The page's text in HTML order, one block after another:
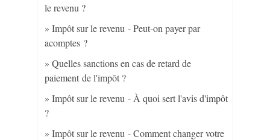
le revenu ?
Impôt sur le revenu - Peut-on payer par
acomptes ?
Quelles sanctions en cas de retard de
paiement de l'impôt ?
Impôt sur le revenu - À quoi sert l'avis d'impôt
?
Impôt sur le revenu - Comment changer votre